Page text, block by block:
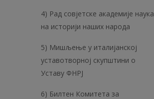
4) Рад совјетске академије наука
на историји наших народа
5) Мишљење у италијанској
уставотворној скупштини о
Уставу ФНРЈ
6) Билтен Комитета за